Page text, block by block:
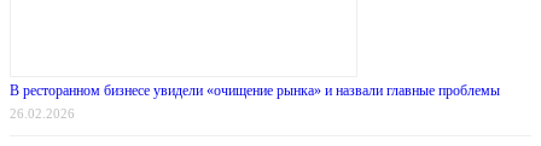
В ресторанном бизнесе увидели «очищение рынка» и назвали главные проблемы
26.02.2026